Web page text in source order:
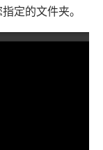
定的文件夹。